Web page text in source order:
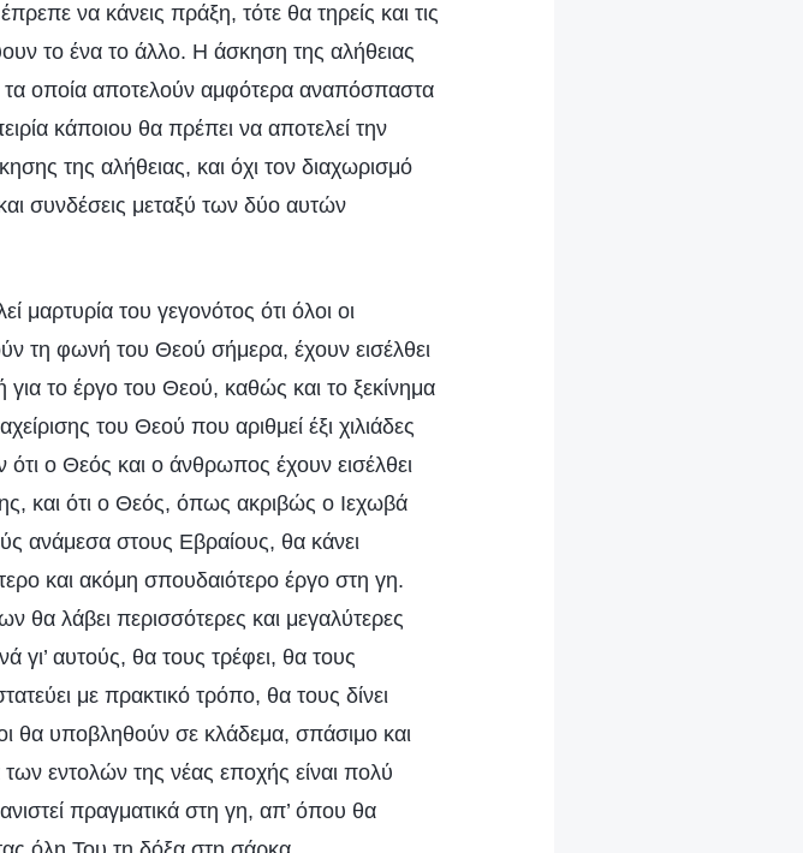
να κάνεις πράξη, τότε θα τηρείς και τις
το ένα το άλλο. Η άσκηση της αλήθειας
τα οποία αποτελούν αμφότερα αναπόσπαστα
κάποιου θα πρέπει να αποτελεί την
της αλήθειας, και όχι τον διαχωρισμό
συνδέσεις μεταξύ των δύο αυτών
μαρτυρία του γεγονότος ότι όλοι οι
τη φωνή του Θεού σήμερα, έχουν εισέλθει
για το έργο του Θεού, καθώς και το ξεκίνημα
του Θεού που αριθμεί έξι χιλιάδες
ότι ο Θεός και ο άνθρωπος έχουν εισέλθει
και ότι ο Θεός, όπως ακριβώς ο Ιεχωβά
ανάμεσα στους Εβραίους, θα κάνει
και ακόμη σπουδαιότερο έργο στη γη.
θα λάβει περισσότερες και μεγαλύτερες
γι’ αυτούς, θα τους τρέφει, θα τους
με πρακτικό τρόπο, θα τους δίνει
θα υποβληθούν σε κλάδεμα, σπάσιμο και
εντολών της νέας εποχής είναι πολύ
πραγματικά στη γη, απ’ όπου θα